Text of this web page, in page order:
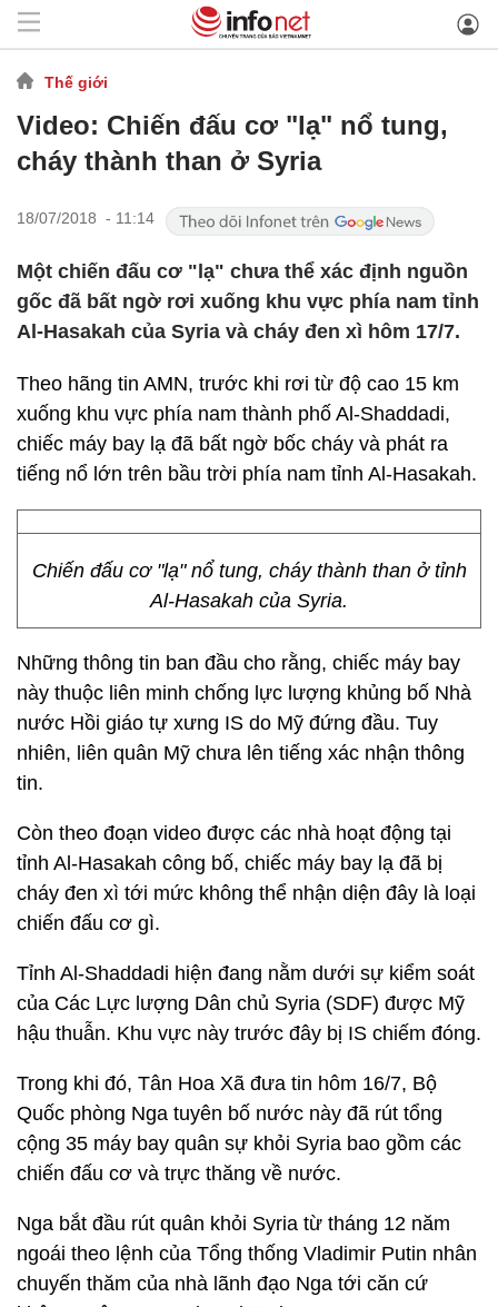
Thế giới
Video: Chiến đấu cơ "lạ" nổ tung,
cháy thành than ở Syria
18/07/2018 - 11:14
Một chiến đấu cơ "lạ" chưa thể xác định nguồn
gốc đã bất ngờ rơi xuống khu vực phía nam tỉnh
Al-Hasakah của Syria và cháy đen xì hôm 17/7.
Theo hãng tin AMN, trước khi rơi từ độ cao 15 km
xuống khu vực phía nam thành phố Al-Shaddadi,
chiếc máy bay lạ đã bất ngờ bốc cháy và phát ra
tiếng nổ lớn trên bầu trời phía nam tỉnh Al-Hasakah.
Chiến đấu cơ "lạ" nổ tung, cháy thành than ở tỉnh
Al-Hasakah của Syria.
Những thông tin ban đầu cho rằng, chiếc máy bay
này thuộc liên minh chống lực lượng khủng bố Nhà
nước Hồi giáo tự xưng IS do Mỹ đứng đầu. Tuy
nhiên, liên quân Mỹ chưa lên tiếng xác nhận thông
tin.
Còn theo đoạn video được các nhà hoạt động tại
tỉnh Al-Hasakah công bố, chiếc máy bay lạ đã bị
cháy đen xì tới mức không thể nhận diện đây là loại
chiến đấu cơ gì.
Tỉnh Al-Shaddadi hiện đang nằm dưới sự kiểm soát
của Các Lực lượng Dân chủ Syria (SDF) được Mỹ
hậu thuẫn. Khu vực này trước đây bị IS chiếm đóng.
Trong khi đó, Tân Hoa Xã đưa tin hôm 16/7, Bộ
Quốc phòng Nga tuyên bố nước này đã rút tổng
cộng 35 máy bay quân sự khỏi Syria bao gồm các
chiến đấu cơ và trực thăng về nước.
Nga bắt đầu rút quân khỏi Syria từ tháng 12 năm
ngoái theo lệnh của Tổng thống Vladimir Putin nhân
chuyến thăm của nhà lãnh đạo Nga tới căn cứ